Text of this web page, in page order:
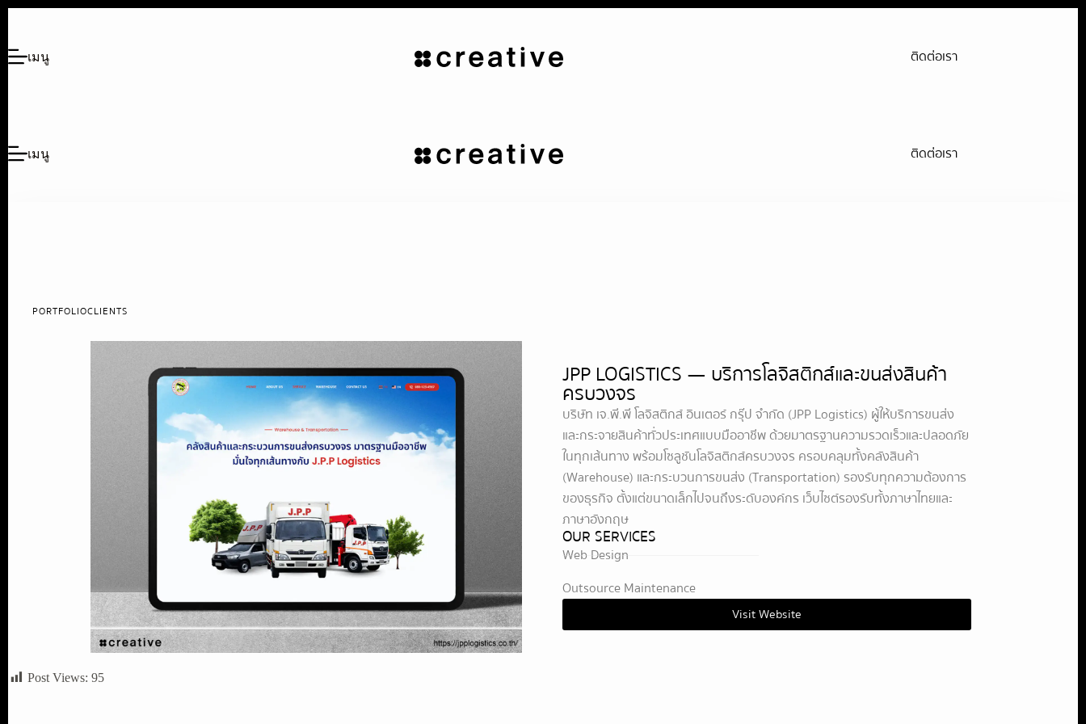
เมนู ติดต่อเรา
เมนู ติดต่อเรา
PORTFOLIOCLIENTS
JPP LOGISTICS — บริการโลจิสติกส์และขนส่งสินค้า
ครบวงจร
บริษัท เจ.พี.พี โลจิสติกส์ อินเตอร์ กรุ๊ป จำกัด (JPP Logistics) ผู้ให้บริการขนส่ง
และกระจายสินค้าทั่วประเทศแบบมืออาชีพ ด้วยมาตรฐานความรวดเร็วและปลอดภัย
ในทุกเส้นทาง พร้อมโซลูชันโลจิสติกส์ครบวงจร ครอบคลุมทั้งคลังสินค้า
(Warehouse) และกระบวนการขนส่ง (Transportation) รองรับทุกความต้องการ
ของธุรกิจ ตั้งแต่ขนาดเล็กไปจนถึงระดับองค์กร เว็บไซต์รองรับทั้งภาษาไทยและ
ภาษาอังกฤษ
OUR SERVICES
Web Design
Outsource Maintenance
Visit Website
Post Views: 95